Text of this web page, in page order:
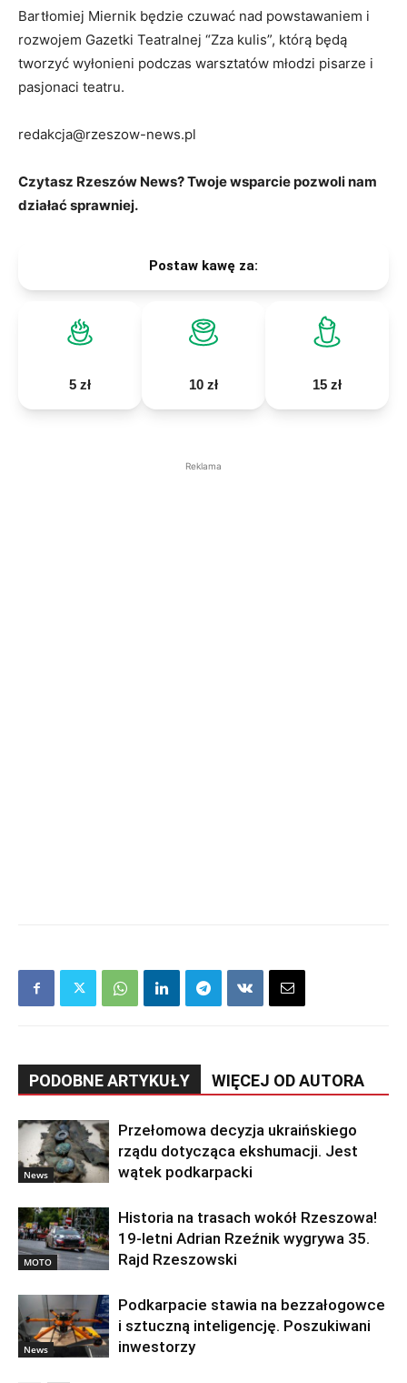
Bartłomiej Miernik będzie czuwać nad powstawaniem i
rozwojem Gazetki Teatralnej “Zza kulis”, którą będą
tworzyć wyłonieni podczas warsztatów młodzi pisarze i
pasjonaci teatru.
redakcja@rzeszow-news.pl
Czytasz Rzeszów News? Twoje wsparcie pozwoli nam
działać sprawniej.
Postaw kawę za:
5 zł 10 zł 15 zł
Reklama
PODOBNE ARTYKUŁY WIĘCEJ OD AUTORA
News
Przełomowa decyzja ukraińskiego
rządu dotycząca ekshumacji. Jest
wątek podkarpacki
MOTO
Historia na trasach wokół Rzeszowa!
19-letni Adrian Rzeźnik wygrywa 35.
Rajd Rzeszowski
News
Podkarpacie stawia na bezzałogowce
i sztuczną inteligencję. Poszukiwani
inwestorzy